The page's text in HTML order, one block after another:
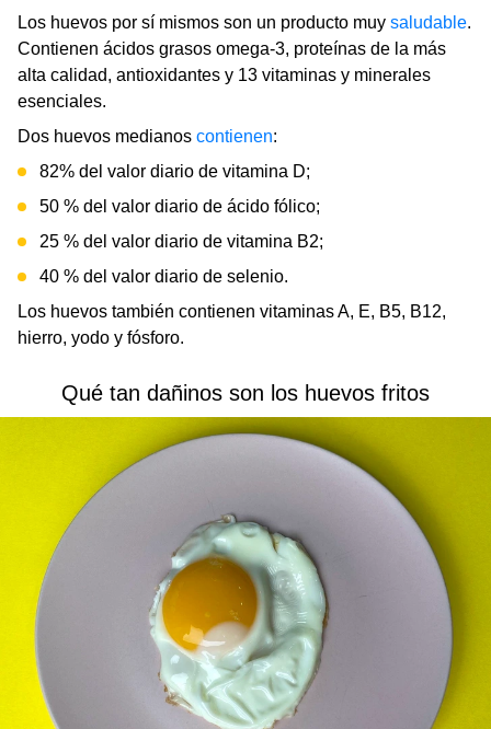
Los huevos por sí mismos son un producto muy saludable.
Contienen ácidos grasos omega-3, proteínas de la más
alta calidad, antioxidantes y 13 vitaminas y minerales
esenciales.
Dos huevos medianos contienen:
82% del valor diario de vitamina D;
50 % del valor diario de ácido fólico;
25 % del valor diario de vitamina B2;
40 % del valor diario de selenio.
Los huevos también contienen vitaminas A, E, B5, B12,
hierro, yodo y fósforo.
Qué tan dañinos son los huevos fritos